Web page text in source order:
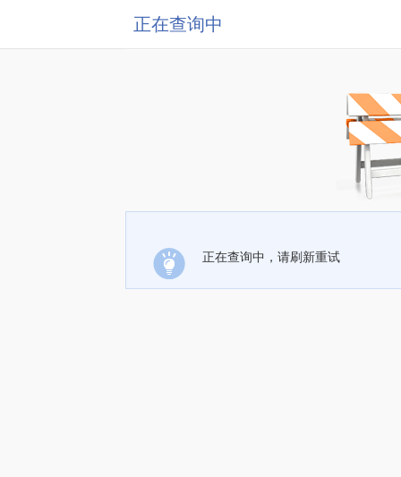
正在查询中
正在查询中，请刷新重试